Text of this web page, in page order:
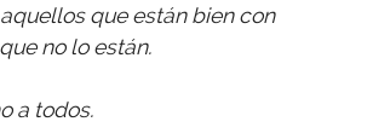
que están bien con
no lo están.
a todos.